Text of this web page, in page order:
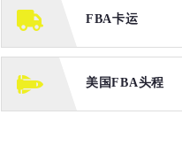
FBA卡运
美国FBA头程